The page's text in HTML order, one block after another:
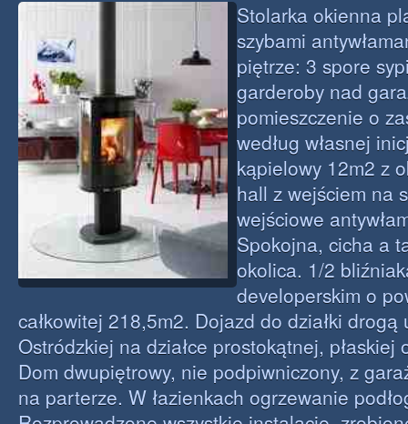
Stolarka okienna
szybami
piętrze: 3 spore
garderoby nad
pomieszczenie o
według własnej
kąpielowy 12m2 z
hall z wejściem na
wejściowe
Spokojna, cicha a
okolica. 1/2
developerskim o
całkowitej 218,5m2. Dojazd do działki drogą
Ostródzkiej na działce prostokątnej, płaskiej
Dom dwupiętrowy, nie podpiwniczony, z
na parterze. W łazienkach ogrzewanie